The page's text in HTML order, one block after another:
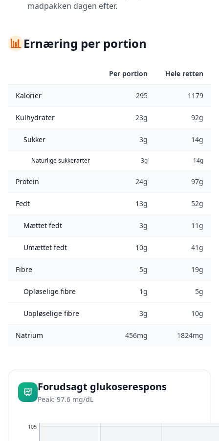
madpakken dagen efter.
📊Ernæring per portion
Per portion Hele retten
Kalorier 295 1179
Kulhydrater 23g 92g
Sukker 3g 14g
Naturlige sukkerarter 3g 14g
Protein 24g 97g
Fedt 13g 52g
Mættet fedt 3g 11g
Umættet fedt 10g 41g
Fibre 5g 19g
Opløselige fibre 1g 5g
Uopløselige fibre 3g 10g
Natrium 456mg 1824mg
Forudsagt glukoserespons
Peak: 97.6 mg/dL
105